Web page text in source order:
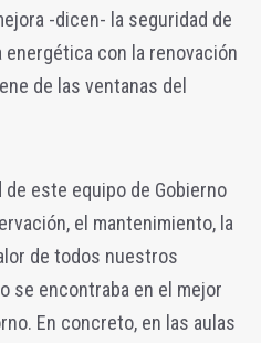
-dicen- la seguridad de
con la renovación
de las ventanas del
de este equipo de Gobierno
el mantenimiento, la
de todos nuestros
se encontraba en el mejor
En concreto, en las aulas